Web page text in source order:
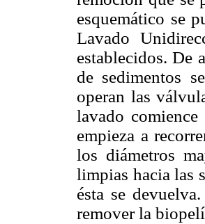
esquemático se
Lavado
establecidos. De
de sedimentos
operan las
lavado
empieza a
los diámetros
limpias hacia las
ésta se
remover la